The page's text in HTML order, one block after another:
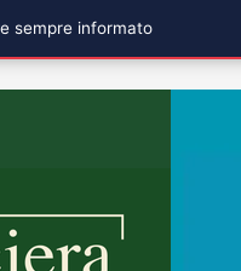
sempre informato